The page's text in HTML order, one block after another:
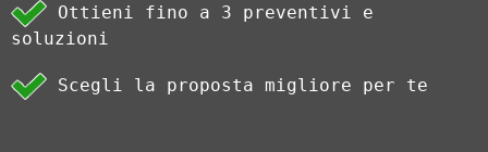
Ottieni fino a 3 preventivi e
soluzioni
Scegli la proposta migliore per te